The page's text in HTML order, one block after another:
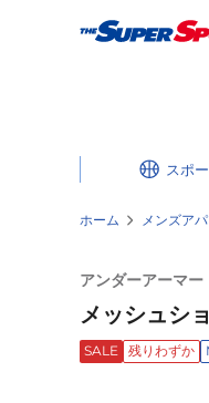
スポ
ホーム メンズア
アンダーアーマー
メッシュシ
SALE 残りわずか